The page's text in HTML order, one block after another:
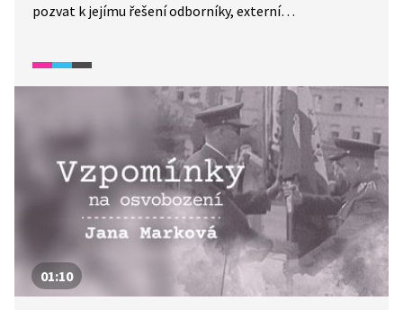
pozvat k jejímu řešení odborníky, externí
v tísni, která zároveň reaguje na otázky ohledně
kyberšikany. A proč je šikana nebezpečná i pro děti,
kterých se primárně netýká? Podívejte se.
01:10